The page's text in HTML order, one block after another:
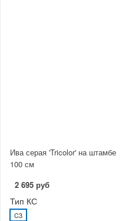
Ива серая 'Tricolor' на штамбе
100 см
2 695 руб
Тип КС
C3